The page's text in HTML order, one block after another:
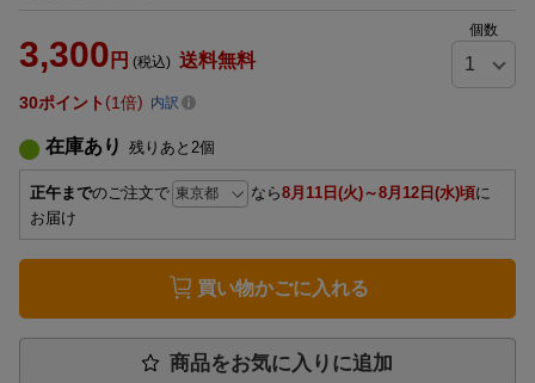
3,300 円 (税込) 送料無料
個数
30ポイント 1倍 内訳
在庫あり 残りあと 2個
正午までのご注文で なら8月11日(火)～8月12日(水)頃に
お届け
買い物かごに入れる
商品をお気に入りに追加